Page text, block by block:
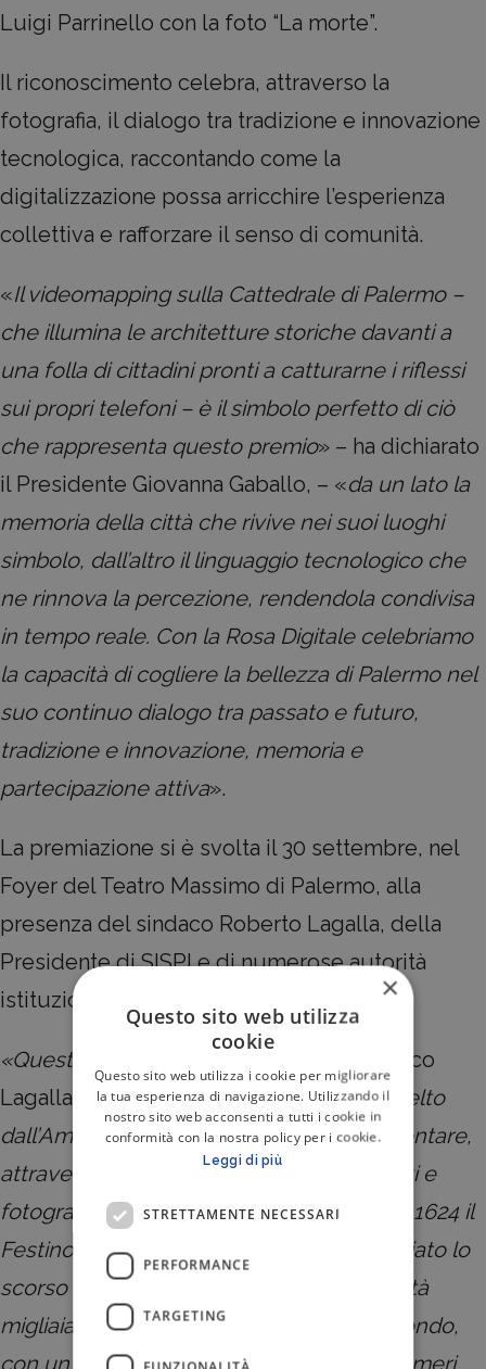
Luigi Parrinello con la foto “La morte”.
Il riconoscimento celebra, attraverso la
fotografia, il dialogo tra tradizione e innovazione
tecnologica, raccontando come la
digitalizzazione possa arricchire l’esperienza
collettiva e rafforzare il senso di comunità.
«Il videomapping sulla Cattedrale di Palermo –
che illumina le architetture storiche davanti a
una folla di cittadini pronti a catturarne i riflessi
sui propri telefoni – è il simbolo perfetto di ciò
che rappresenta questo premio» – ha dichiarato
il Presidente Giovanna Gaballo, – «da un lato la
memoria della città che rivive nei suoi luoghi
simbolo, dall’altro il linguaggio tecnologico che
ne rinnova la percezione, rendendola condivisa
in tempo reale. Con la Rosa Digitale celebriamo
la capacità di cogliere la bellezza di Palermo nel
suo continuo dialogo tra passato e futuro,
tradizione e innovazione, memoria e
partecipazione attiva».
La premiazione si è svolta il 30 settembre, nel
Foyer del Teatro Massimo di Palermo, alla
presenza del sindaco Roberto Lagalla, della
Presidente di SISPI e di numerose autorità
istituzionali.
«Questo concorso –
ha dichiarato il sindaco
Lagalla – è lo strumento di narrazione scelto
dall’Amministrazione comunale per raccontare,
attraverso lo sguardo attento di giornalisti e
fotografi, i sentimenti che alimentano dal 1624 il
Festino di Santa Rosalia. Un racconto iniziato lo
scorso anno che continua a portare in città
migliaia di turisti provenienti da tutto il mondo,
con un incremento del 7,4% rispetto ai numeri
×
Questo sito web utilizza
cookie
Questo sito web utilizza i cookie per migliorare
la tua esperienza di navigazione. Utilizzando il
nostro sito web acconsenti a tutti i cookie in
conformità con la nostra policy per i cookie.
Leggi di più
STRETTAMENTE NECESSARI
PERFORMANCE
TARGETING